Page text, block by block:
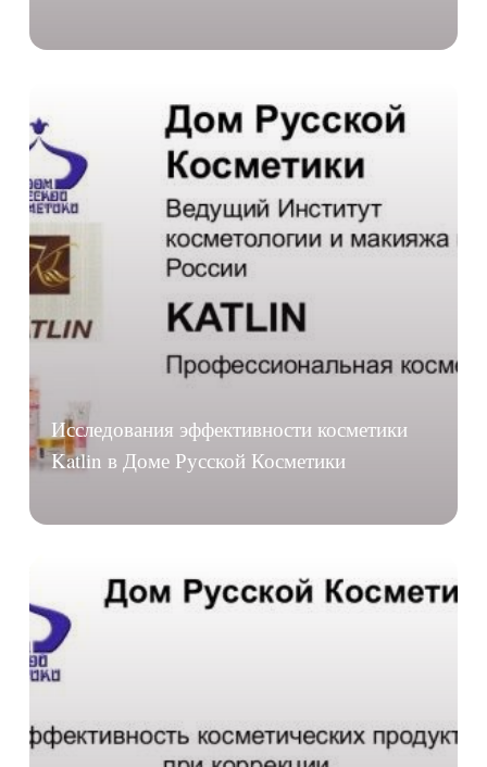
Исследования эффективности косметики
Katlin в Доме Русской Косметики